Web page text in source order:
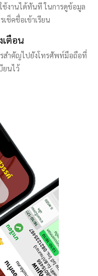
ช้งานได้ทันที ในการดูข้อมูล
เช็คชื่อเข้าเรียน
เตือน
รสำคัญไปยังโทรศัพท์มือถือที่
ยนไว้